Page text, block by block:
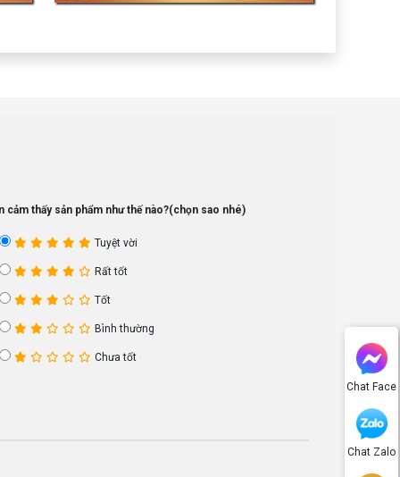
Chat Face
Chat Zalo
cảm thấy sản phẩm như thế nào?(chọn sao nhé)
Tuyệt vời
Rất tốt
Tốt
Bình thường
Chưa tốt